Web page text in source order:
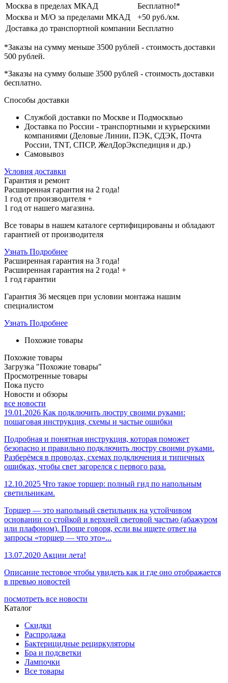
Москва в пределах МКАД
Бесплатно!*
Москва и М/О за пределами МКАД
+50 руб./км.
Доставка до транспортной компании Бесплатно
*Заказы на сумму меньше 3500 рублей - стоимость доставки
500 рублей.
*Заказы на сумму больше 3500 рублей - стоимость доставки
бесплатно.
Способы доставки
Службой доставки по Москве и Подмосквью
Доставка по России - транспортными и курьерскими
компаниями (Деловые Линии, ПЭК, СДЭК, Почта
России, TNT, СПСР, ЖелДорЭкспедиция и др.)
Самовывоз
Условия доставки
Гарантия и ремонт
Расширенная гарантия на 2 года!
1 год от производителя +
1 год от нашего магазина.
Все товары в нашем каталоге сертифицированы и обладают
гарантией от производителя
Узнать Подробнее
Расширенная гарантия на 3 года!
Расширенная гарантия на 2 года! +
1 год гарантии
Гарантия 36 месяцев при условии монтажа нашим
специалистом
Узнать Подробнее
Похожие товары
Похожие товары
Загрузка "Похожие товары"
Просмотренные товары
Пока пусто
Новости и обзоры
все новости
19.01.2026 Как подключить люстру своими руками:
пошаговая инструкция, схемы и частые ошибки
Подробная и понятная инструкция, которая поможет
безопасно и правильно подключить люстру своими руками.
Разберёмся в проводах, схемах подключения и типичных
ошибках, чтобы свет загорелся с первого раза.
12.10.2025 Что такое торшер: полный гид по напольным
светильникам.
Торшер — это напольный светильник на устойчивом
основании со стойкой и верхней световой частью (абажуром
или плафоном). Проще говоря, если вы ищете ответ на
запросы «торшер — что это»...
13.07.2020 Акции лета!
Описание тестовое чтобы увидеть как и где оно отображается
в превью новостей
посмотреть все новости
Каталог
Скидки
Распродажа
Бактерицидные рециркуляторы
Бра и подсветки
Лампочки
Все товары